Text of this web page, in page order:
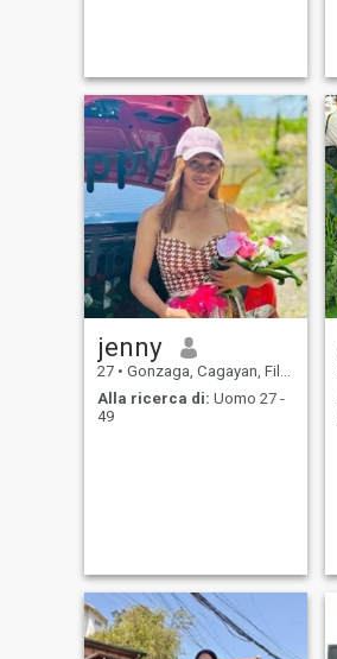
much . I love swimming and
sk
jenny
27 • Gonzaga, Cagayan, Filippine
Alla ricerca di: Uomo 27 -
49